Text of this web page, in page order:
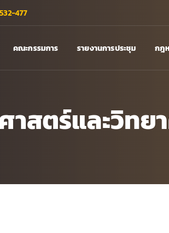
477
คณะกรรมการ รายงานการประชุม กฎ
สตร์และวิทย